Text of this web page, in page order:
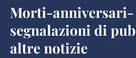
Morti-anniversari-
segnalazioni di
altre notizie